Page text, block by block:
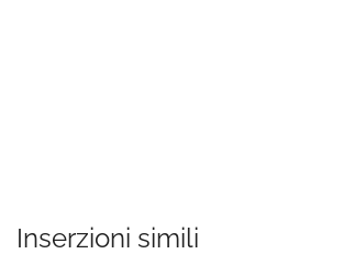
Inserzioni simili